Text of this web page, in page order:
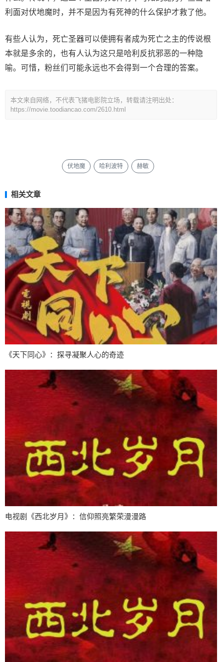
利面对伏地魔时，并不是因为有死神的什么保护才救了他。
有些人认为，死亡圣器可以使拥有者成为死亡之主的传说根
本就是多余的，也有人认为这只是哈利反抗邪恶的一种隐
喻。可惜，粉丝们可能永远也不会得到一个合理的答案。
本文来自网络，不代表飞猪电影院立场，转载请注明出处：
https://movie.toodiancao.com/2610.html
伏地魔 哈利波特 赫敏
相关文章
《天下同心》：探寻凝聚人心的奇迹
电视剧《西北岁月》：信仰照亮繁荣漫漫路